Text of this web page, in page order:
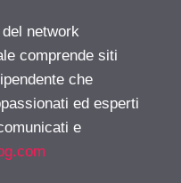
del network
comprende siti
che
ed esperti
e